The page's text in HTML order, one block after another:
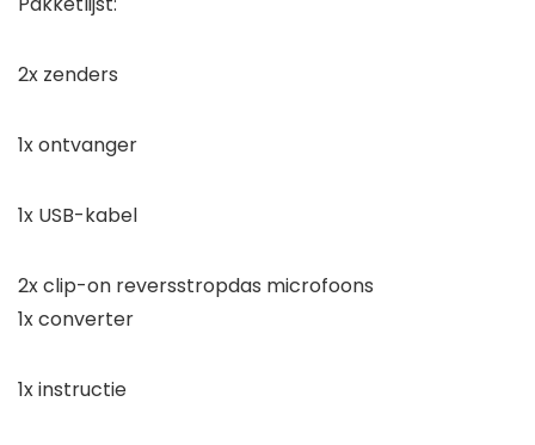
2x zenders
1x ontvanger
1x USB-kabel
2x clip-on reversstropdas microfoons
1x converter
1x instructie